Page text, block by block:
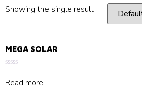
Showing the single result
MEGA SOLAR
0
out
Read more